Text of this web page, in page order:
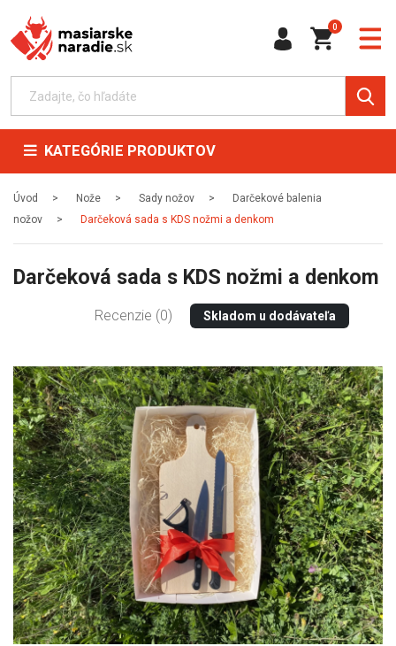
0
KATEGÓRIE PRODUKTOV
Úvod Nože Sady nožov
Darčekové balenia
nožov
Darčeková sada s KDS nožmi a denkom
Darčeková sada s KDS nožmi a denkom
Recenzie (0) Skladom u dodávateľa